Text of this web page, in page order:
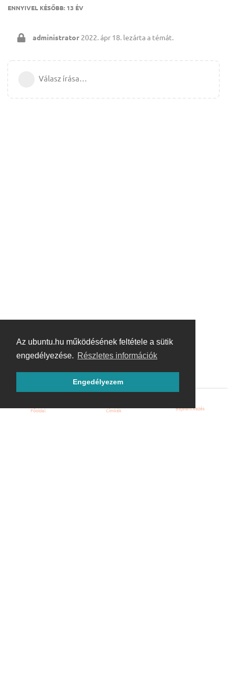
Az ubuntu.hu működésének feltétele a sütik
engedélyezése. Részletes információk
Engedélyezem
ENNYIVEL KÉSŐBB: 13 ÉV
administrator 2022. ápr 18. lezárta a témát.
Válasz írása…
Főoldal Címkék Bejelentkezés